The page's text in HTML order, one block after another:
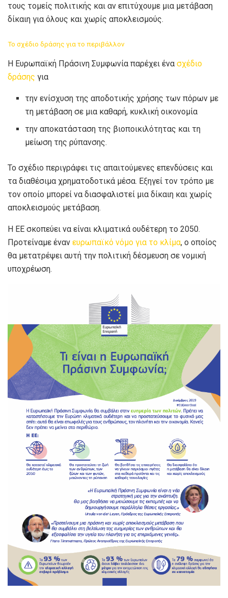
τους τομείς πολιτικής και αν επιτύχουμε μια μετάβαση
δίκαιη για όλους και χωρίς αποκλεισμούς.
To σχέδιο δράσης για το περιβάλλον
Η Ευρωπαϊκή Πράσινη Συμφωνία παρέχει ένα σχέδιο
δράσης για
την ενίσχυση της αποδοτικής χρήσης των πόρων με
τη μετάβαση σε μια καθαρή, κυκλική οικονομία
την αποκατάσταση της βιοποικιλότητας και τη
μείωση της ρύπανσης.
Το σχέδιο περιγράφει τις απαιτούμενες επενδύσεις και
τα διαθέσιμα χρηματοδοτικά μέσα. Εξηγεί τον τρόπο με
τον οποίο μπορεί να διασφαλιστεί μια δίκαιη και χωρίς
αποκλεισμούς μετάβαση.
Η ΕΕ σκοπεύει να είναι κλιματικά ουδέτερη το 2050.
Προτείναμε έναν ευρωπαϊκό νόμο για το κλίμα, ο οποίος
θα μετατρέψει αυτή την πολιτική δέσμευση σε νομική
υποχρέωση.